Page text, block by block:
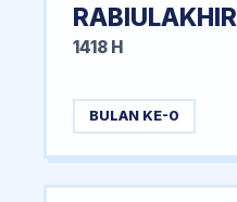
RABIULAKHIR
1418 H
BULAN KE-0